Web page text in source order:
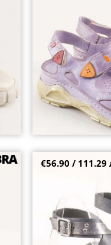
Фешън дамски
38 40
€56.90 / 111.29